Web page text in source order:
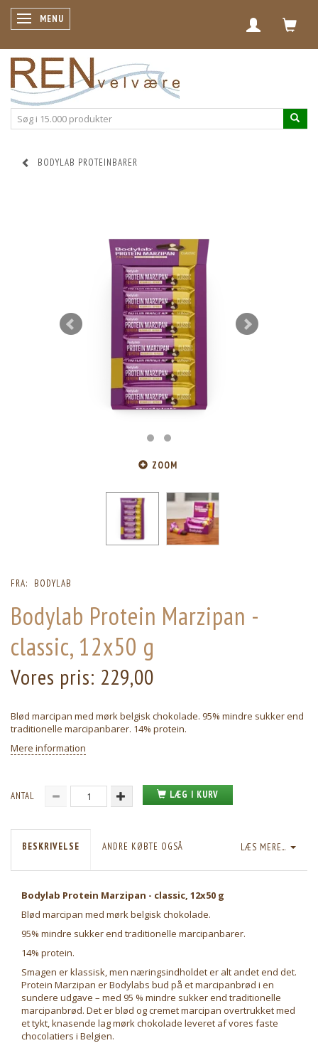
SKIFTE NAVIGATION
MENU
BODYLAB PROTEINBARER
ZOOM
FRA: BODYLAB
Bodylab Protein Marzipan -
classic, 12x50 g
Vores pris: 229,00
Blød marcipan med mørk belgisk chokolade. 95% mindre sukker end
traditionelle marcipanbarer. 14% protein.
Mere information
ANTAL LÆG I KURV
LÆS MERE...
BESKRIVELSE ANDRE KØBTE OGSÅ
Bodylab Protein Marzipan - classic, 12x50 g
Blød marcipan med mørk belgisk chokolade.
95% mindre sukker end traditionelle marcipanbarer.
14% protein.
Smagen er klassisk, men næringsindholdet er alt andet end det.
Protein Marzipan er Bodylabs bud på et marcipanbrød i en
sundere udgave – med 95 % mindre sukker end traditionelle
marcipanbrød. Det er blød og cremet marcipan overtrukket med
et tykt, knasende lag mørk chokolade leveret af vores faste
chocolatiers i Belgien.